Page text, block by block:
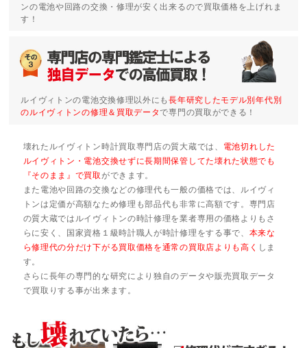
ンの電池や回路の交換・修理が安く出来るので買取価格を上げれま
す！
ルイヴィトンの電池交換修理以外にも長年研究したモデル別年代別
のルイヴィトンの修理＆買取データで専門の買取ができる！
壊れたルイヴィトン時計買取専門店の質大蔵では、 電池切れした
ルイヴィトン・電池交換せずに長期間保管してた壊れた状態でも
『そのまま』で買取ができます。
また電池や回路の交換などの修理代も一般の価格では、ルイヴィ
トンは定価が高額なため修理も部品代も非常に高額です。専門店
の質大蔵ではルイヴィトンの時計修理を業者専用の価格よりもさ
らに安く、国家資格１級時計職人が時計修理をする事で、 本来な
ら修理代の分だけ下がる買取価格を通常の買取店よりも高く しま
す。
さらに長年の専門的な研究により独自のデータや販売買取データ
で買取りする事が出来ます。